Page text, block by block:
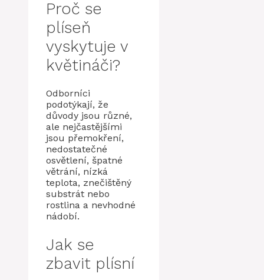
Proč se
plíseň
vyskytuje v
květináči?
Odborníci
podotýkají, že
důvody jsou různé,
ale nejčastějšími
jsou přemokření,
nedostatečné
osvětlení, špatné
větrání, nízká
teplota, znečištěný
substrát nebo
rostlina a nevhodné
nádobí.
Jak se
zbavit plísní